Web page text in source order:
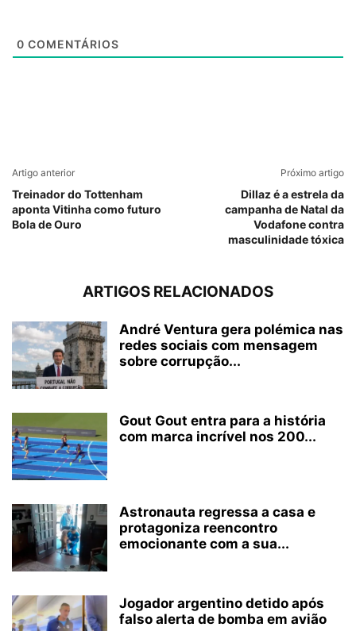
0 COMENTÁRIOS
Artigo anterior
Treinador do Tottenham
aponta Vitinha como futuro
Bola de Ouro
Próximo artigo
Dillaz é a estrela da
campanha de Natal da
Vodafone contra
masculinidade tóxica
ARTIGOS RELACIONADOS
André Ventura gera polémica nas
redes sociais com mensagem
sobre corrupção...
Gout Gout entra para a história
com marca incrível nos 200...
Astronauta regressa a casa e
protagoniza reencontro
emocionante com a sua...
Jogador argentino detido após
falso alerta de bomba em avião